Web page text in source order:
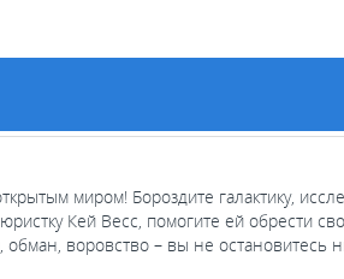
миром! Бороздите галактику,
Кей Весс, помогите ей обрести
воровство – вы не остановитесь